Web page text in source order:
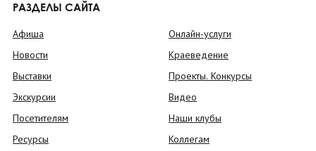
РАЗДЕЛЫ САЙТА
Афиша
Новости
Выставки
Экскурсии
Посетителям
Ресурсы
Онлайн-услуги
Краеведение
Проекты. Конкурсы
Видео
Наши клубы
Коллегам